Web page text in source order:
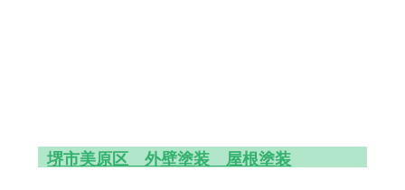
堺市美原区 外壁塗装 屋根塗装